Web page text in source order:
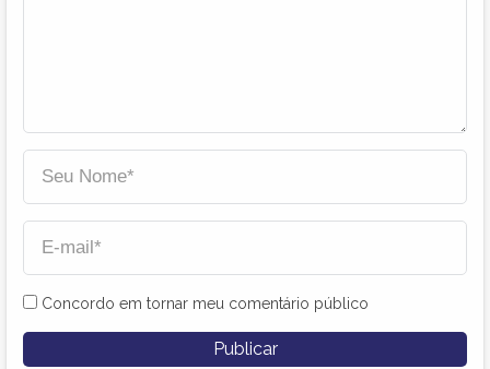
Concordo em tornar meu comentário público